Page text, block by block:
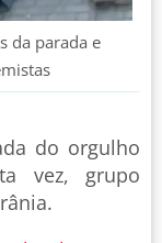
da parada e
do orgulho
vez, grupo